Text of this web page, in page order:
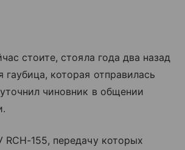
стоите, стояла года два назад
гаубица, которая отправилась
чиновник в общении
155, передачу которых